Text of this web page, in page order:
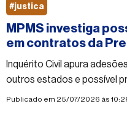
MPMS investiga
em contratos da
Inquérito Civil apura
outros estados e possível
Publicado em 25/07/2026 às
#justica